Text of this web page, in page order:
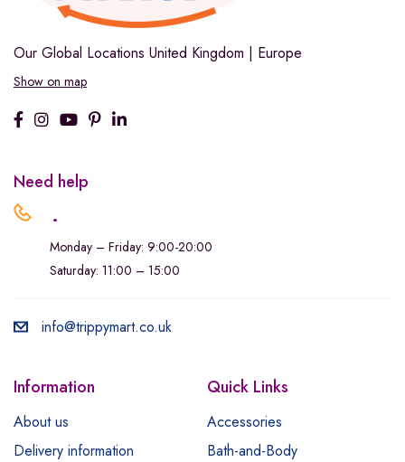
Our Global Locations United Kingdom | Europe
Show on map
Need help
.
Monday – Friday: 9:00-20:00
Saturday: 11:00 – 15:00
info@trippymart.co.uk
Information
About us
Delivery information
Quick Links
Accessories
Bath-and-Body